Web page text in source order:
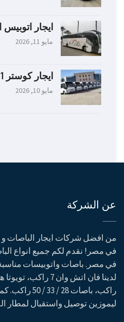
ايجار اتوبيس
مايو 11, 2026
ايجار كوستر 21 راكب الى بورسعيد
مايو 10, 2026
عن الشركة
من افضل شركات ايجار الباصات و
في مصر! نقدم لكم جميع انواع
في مصر. باصات واتوبيسات
راكب، باصات
ليموزين توصيل واستقبال لمطار